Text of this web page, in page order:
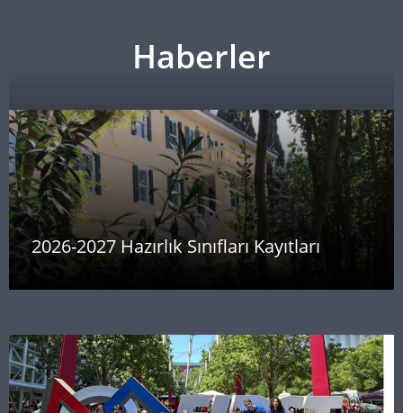
Haberler
2026-2027 Hazırlık Sınıfları Kayıtları